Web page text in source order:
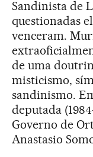
Sandinista de
questionadas
venceram.
de uma
misticismo,
sandinismo.
deputada
Governo de
Anastasio